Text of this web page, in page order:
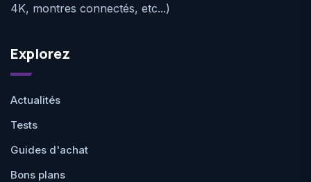
4K, montres connectés, etc...)
Explorez
Actualités
Tests
Guides d'achat
Bons plans